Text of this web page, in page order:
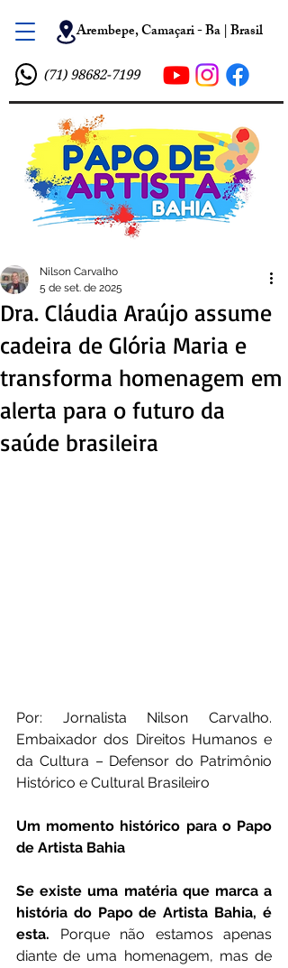
Arembepe, Camaçari - Ba | Brasil
(71) 98682-7199
Dra. Cláudia Araújo assume
cadeira de Glória Maria e
transforma homenagem em
alerta para o futuro da
saúde brasileira
Nilson Carvalho
5 de set. de 2025
Por: Jornalista Nilson Carvalho.
Embaixador dos Direitos Humanos e
da Cultura – Defensor do Patrimônio
Histórico e Cultural Brasileiro
Um momento histórico para o Papo
de Artista Bahia
Se existe uma matéria que marca a
história do Papo de Artista Bahia, é
esta. Porque não estamos apenas
diante de uma homenagem, mas de